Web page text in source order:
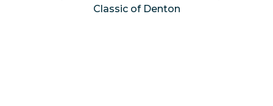
Classic of Denton